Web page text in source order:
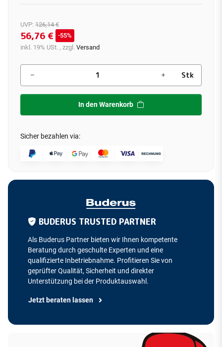
UVP: 126,14 €
56,76 €
55%
inkl. 19% USt. , zzgl. Versand
Stk
In den Warenkorb
Sicher bezahlen via:
BUDERUS TRUSTED PARTNER
Als Buderus Partner bieten wir Ihnen kompetente
Beratung durch geschulte Experten und eine
qualifizierte Inbetriebnahme. Profitieren Sie von
geprüfter Qualität, Sicherheit und direkter
Unterstützung bei der Produktauswahl.
Jetzt beraten lassen